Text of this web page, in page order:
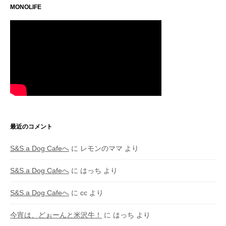
MONOLIFE
最近のコメント
S&S.a Dog Cafeへ に レモンのママ より
S&S.a Dog Cafeへ に はっち より
S&S.a Dog Cafeへ に cc より
今宵は、どぉーんと米沢牛！ に はっち より